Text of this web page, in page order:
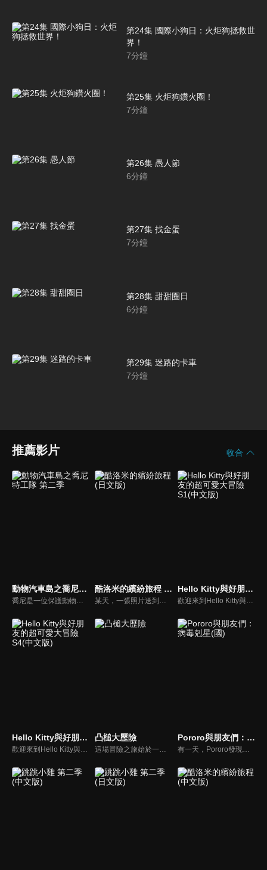
第24集 國際小狗日：火炬狗拯救世
界！
7分鐘
第25集 火炬狗鑽火圈！
7分鐘
第26集 愚人節
6分鐘
第27集 找金蛋
7分鐘
第28集 甜甜圈日
6分鐘
第29集 迷路的卡車
7分鐘
推薦影片 收合
動物汽車島之喬尼特工隊 第二季
喬尼是一位保護動物汽車島的小英雄，每當動物汽車們遇到困難的時候，他總會帶著最好的小夥伴火炬狗一起進行驚險的救援。大家快來加入喬尼特工隊吧，一場精彩的冒險營救即將開啟！
酷洛米的繽紛旅程 (日文版)
某天，一張照片送到了酷洛米的手機中。照片中的人是酷洛米失蹤的姊姊——洛米娜。「我想去找姊姊！」酷洛米究竟能不能順利見到洛米娜呢？
Hello Kitty與好朋友的超可愛大冒險S1(中文版)
歡迎來到Hello Kitty與好朋友的超可愛大冒險!與Hello Kitty, 大眼蛙, 酷企鵝, 美樂蒂, 布丁狗還有酷洛米, 準備和朋友們一起經歷有趣的冒險吧!
Hello Kitty與好朋友的超可愛大冒險S4(中文版) 凸槌大歷險
這場冒險之旅始於一隻粗心的送子鳥，不小心把寶寶送到錯的人家。他把熊貓家跟熊家的地址搞混了！而這隻凡事追求正確的熊，決定要規劃一場冒險，把熊貓寶寶送回父母身邊。漫長的旅行路上，他們遇見愛講話的鵜鶘、膽小的野狼以及生性浪漫的老虎，通過許多危險和難關，最後成功把熊貓寶寶送回父母身邊！
Pororo與朋友們：病毒剋星(國)